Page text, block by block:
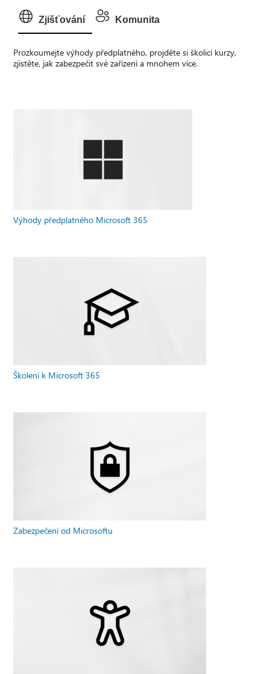
Zjišťování Komunita
Prozkoumejte výhody předplatného, projděte si školicí kurzy,
zjistěte, jak zabezpečit své zařízení a mnohem více.
Výhody předplatného Microsoft 365
Školení k Microsoft 365
Zabezpečení od Microsoftu